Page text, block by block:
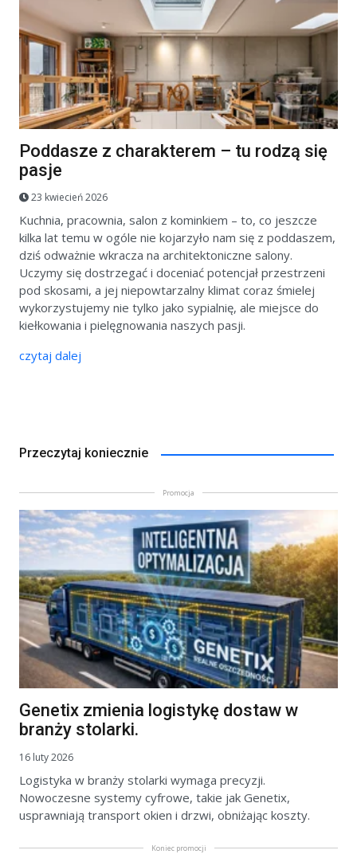
Poddasze z charakterem – tu rodzą się
pasje
23 kwiecień 2026
Kuchnia, pracownia, salon z kominkiem – to, co jeszcze
kilka lat temu w ogóle nie kojarzyło nam się z poddaszem,
dziś odważnie wkracza na architektoniczne salony.
Uczymy się dostrzegać i doceniać potencjał przestrzeni
pod skosami, a jej niepowtarzalny klimat coraz śmielej
wykorzystujemy nie tylko jako sypialnię, ale miejsce do
kiełkowania i pielęgnowania naszych pasji.
czytaj dalej
Przeczytaj koniecznie
Promocja
Genetix zmienia logistykę dostaw w
branży stolarki.
16 luty 2026
Logistyka w branży stolarki wymaga precyzji.
Nowoczesne systemy cyfrowe, takie jak Genetix,
usprawniają transport okien i drzwi, obniżając koszty.
Koniec promocji